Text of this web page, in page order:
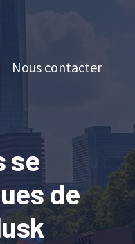
Nous contacter
se
de